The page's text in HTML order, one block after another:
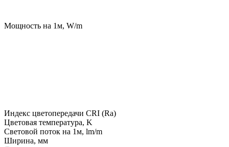
Мощность на 1м, W/m
Индекс цветопередачи CRI (Ra)
Цветовая температура, K
Световой поток на 1м, lm/m
Ширина, мм